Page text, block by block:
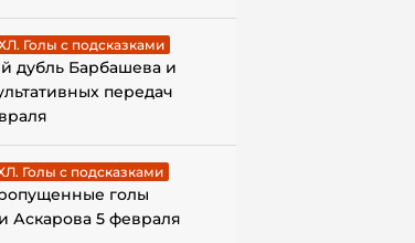
Голы с подсказками
дубль Барбашева и
передач
Голы с подсказками
голы
Аскарова 5 февраля